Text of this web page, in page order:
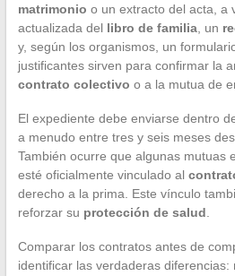
matrimonio o un extracto del acta, a
actualizada del libro de familia, un
y, según los organismos, un
justificantes sirven para confirmar la
contrato colectivo o a la mutua de
El expediente debe enviarse dentro
a menudo entre tres y seis meses
También ocurre que algunas mutuas
esté oficialmente vinculado al
derecho a la prima. Este vínculo
reforzar su protección de salud
Comparar los contratos antes de
identificar las verdaderas diferencias: